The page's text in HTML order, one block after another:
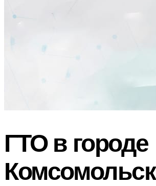
ГТО в городе
Комсомольск